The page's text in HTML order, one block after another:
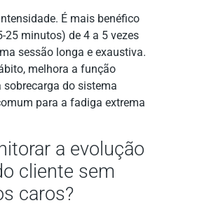
É mais benéfico
25 minutos) de 4 a 5 vezes
sessão longa e exaustiva.
melhora a função
do sistema
para a fadiga extrema
a evolução
cliente sem
caros?